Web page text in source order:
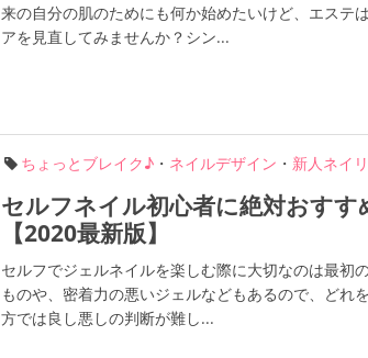
来の自分の肌のためにも何か始めたいけど、エステ
アを見直してみませんか？シン...
ちょっとブレイク♪ ・ ネイルデザイン ・ 新人ネイ
セルフネイル初心者に絶対おす
【2020最新版】
セルフでジェルネイルを楽しむ際に大切なのは最初
ものや、密着力の悪いジェルなどもあるので、どれ
方では良し悪しの判断が難し...